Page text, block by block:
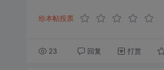
给本帖投票
23 回复 打赏